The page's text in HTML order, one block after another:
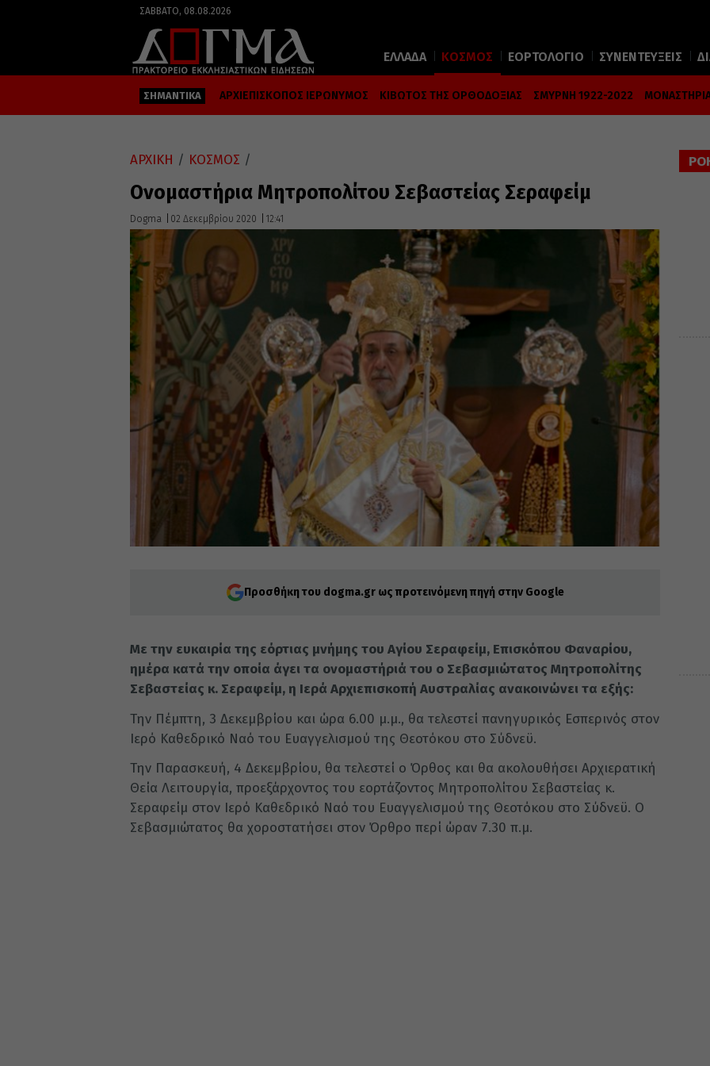
ΣΆΒΒΑΤΟ, 08.08.2026
ΕΛΛΑΔΑ ΚΟΣΜΟΣ ΕΟΡΤΟΛΟΓΙΟ ΣΥΝΕΝΤΕΥΞΕΙΣ
ΣΗΜΑΝΤΙΚΑ ΑΡΧΙΕΠΙΣΚΟΠΟΣ ΙΕΡΩΝΥΜΟΣ ΚΙΒΩΤΟΣ ΤΗΣ ΟΡΘΟΔΟΞΙΑΣ ΣΜΥΡΝΗ 1922-2022
ΑΡΧΙΚΗ / ΚΟΣΜΟΣ /
Ονομαστήρια Μητροπολίτου Σεβαστείας Σεραφείμ
Dogma 02 Δεκεμβρίου 2020 12:41
Προσθήκη του dogma.gr ως προτεινόμενη πηγή στην Google
Με την ευκαιρία της εόρτιας μνήμης του Αγίου Σεραφείμ, Επισκόπου Φαναρίου,
ημέρα κατά την οποία άγει τα ονομαστήριά του ο Σεβασμιώτατος Μητροπολίτης
Σεβαστείας κ. Σεραφείμ, η Ιερά Αρχιεπισκοπή Αυστραλίας ανακοινώνει τα εξής:
Την Πέμπτη, 3 Δεκεμβρίου και ώρα 6.00 μ.μ., θα τελεστεί πανηγυρικός Εσπερινός στον
Ιερό Καθεδρικό Ναό του Ευαγγελισμού της Θεοτόκου στο Σύδνεϋ.
Την Παρασκευή, 4 Δεκεμβρίου, θα τελεστεί ο Όρθος και θα ακολουθήσει Αρχιερατική
Θεία Λειτουργία, προεξάρχοντος του εορτάζοντος Μητροπολίτου Σεβαστείας κ.
Σεραφείμ στον Ιερό Καθεδρικό Ναό του Ευαγγελισμού της Θεοτόκου στο Σύδνεϋ. Ο
Σεβασμιώτατος θα χοροστατήσει στον Όρθρο περί ώραν 7.30 π.μ.